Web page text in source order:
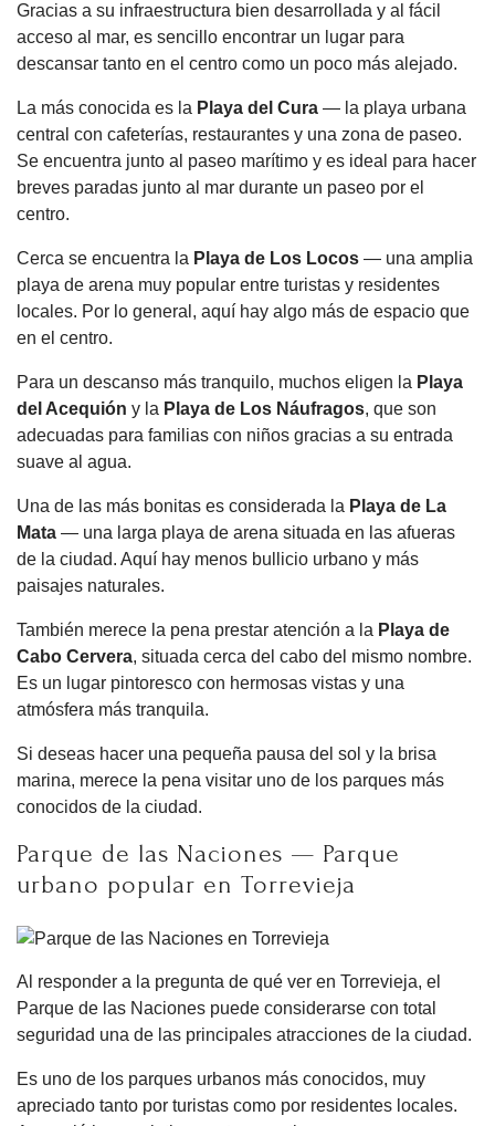
Gracias a su infraestructura bien desarrollada y al fácil
acceso al mar, es sencillo encontrar un lugar para
descansar tanto en el centro como un poco más alejado.
La más conocida es la Playa del Cura — la playa urbana
central con cafeterías, restaurantes y una zona de paseo.
Se encuentra junto al paseo marítimo y es ideal para hacer
breves paradas junto al mar durante un paseo por el
centro.
Cerca se encuentra la Playa de Los Locos — una amplia
playa de arena muy popular entre turistas y residentes
locales. Por lo general, aquí hay algo más de espacio que
en el centro.
Para un descanso más tranquilo, muchos eligen la Playa
del Acequión y la Playa de Los Náufragos, que son
adecuadas para familias con niños gracias a su entrada
suave al agua.
Una de las más bonitas es considerada la Playa de La
Mata — una larga playa de arena situada en las afueras
de la ciudad. Aquí hay menos bullicio urbano y más
paisajes naturales.
También merece la pena prestar atención a la Playa de
Cabo Cervera, situada cerca del cabo del mismo nombre.
Es un lugar pintoresco con hermosas vistas y una
atmósfera más tranquila.
Si deseas hacer una pequeña pausa del sol y la brisa
marina, merece la pena visitar uno de los parques más
conocidos de la ciudad.
Parque de las Naciones — Parque
urbano popular en Torrevieja
Al responder a la pregunta de qué ver en Torrevieja, el
Parque de las Naciones puede considerarse con total
seguridad una de las principales atracciones de la ciudad.
Es uno de los parques urbanos más conocidos, muy
apreciado tanto por turistas como por residentes locales.